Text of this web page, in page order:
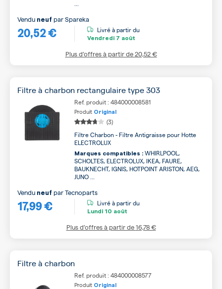
20,52 €
Vendu neuf parSpareka
Livré à partir du
Vendredi 7 août
Plus d’offres à partir de20,52 €
Filtre à charbon rectangulaire type 303
Ref. produit : 484000008581
Produit Original
(3)
Filtre Charbon - Filtre Antigraisse pour Hotte
ELECTROLUX
Marques compatibles : WHIRLPOOL,
SCHOLTES, ELECTROLUX, IKEA, FAURE,
BAUKNECHT, IGNIS, HOTPOINT ARISTON, AEG,
JUNO ...
17,99 €
Vendu neuf parTecnoparts
Livré à partir du
Lundi 10 août
Plus d’offres à partir de16,78 €
Filtre à charbon
Ref. produit : 484000008577
Produit Original